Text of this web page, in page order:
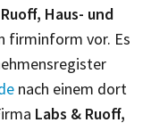
Haus- und
firminform vor. Es
nach einem dort
Labs & Ruoff,